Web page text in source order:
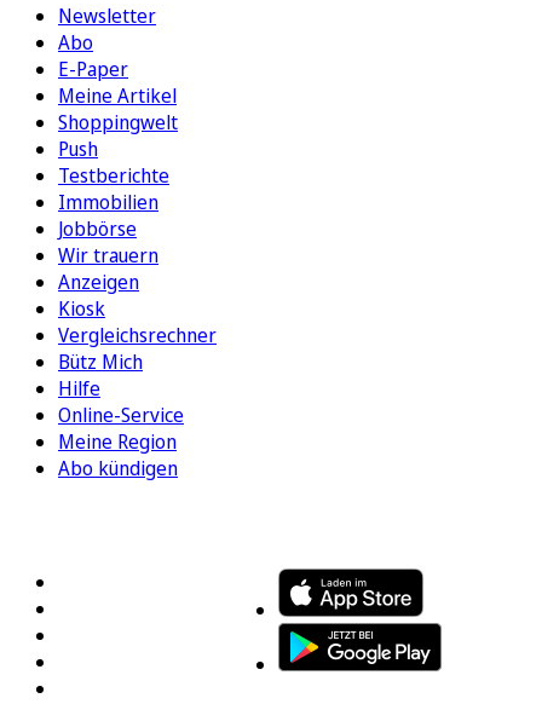
Newsletter
Abo
E-Paper
Meine Artikel
Shoppingwelt
Push
Testberichte
Immobilien
Jobbörse
Wir trauern
Anzeigen
Kiosk
Vergleichsrechner
Bütz Mich
Hilfe
Online-Service
Meine Region
Abo kündigen